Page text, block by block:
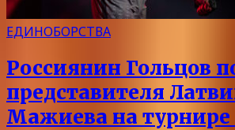
ЕДИНОБОРСТВА
Россиянин Гольцов
представителя
Мажиева на турнире